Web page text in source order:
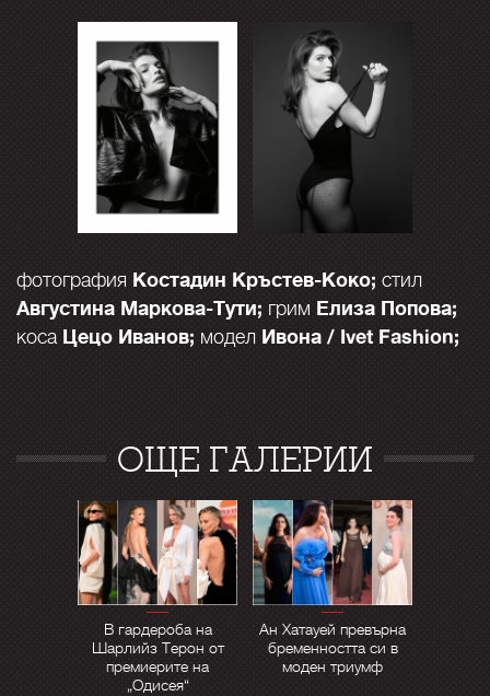
фотография Костадин Кръстев-Коко; стил
Августина Маркова-Тути; грим Елиза Попова;
коса Цецо Иванов; модел Ивона / Ivet Fashion;
ОЩЕ ГАЛЕРИИ
В гардероба на
Шарлийз Терон от
премиерите на
„Одисея“
Ан Хатауей превърна
бременността си в
моден триумф